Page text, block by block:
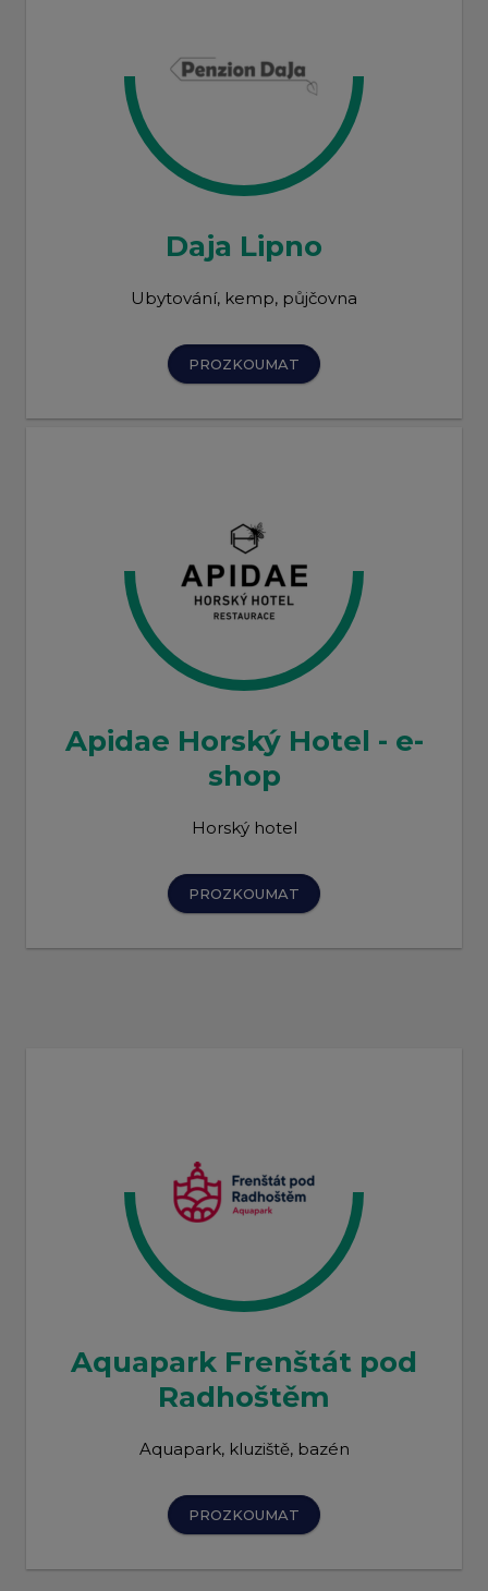
Daja Lipno
Ubytování, kemp, půjčovna
PROZKOUMAT
Apidae Horský Hotel - e-
shop
Horský hotel
PROZKOUMAT
Aquapark Frenštát pod
Radhoštěm
Aquapark, kluziště, bazén
PROZKOUMAT